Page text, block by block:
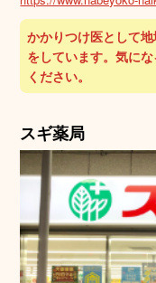
かかりつけ医として
をしています。気に
ください。
スギ薬局